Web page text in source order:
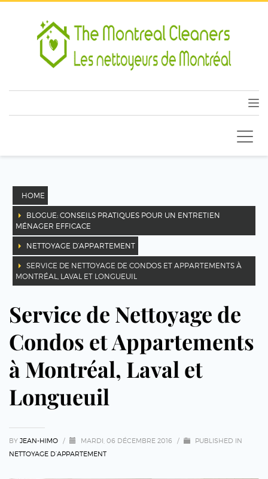
HOME
BLOGUE: CONSEILS PRATIQUES POUR UN ENTRETIEN
MÉNAGER EFFICACE
NETTOYAGE D’APPARTEMENT
SERVICE DE NETTOYAGE DE CONDOS ET APPARTEMENTS À
MONTRÉAL, LAVAL ET LONGUEUIL
Service de Nettoyage de
Condos et Appartements
à Montréal, Laval et
Longueuil
BY JEAN-HIMO / MARDI, 06 DÉCEMBRE 2016 /
PUBLISHED IN
NETTOYAGE D’APPARTEMENT